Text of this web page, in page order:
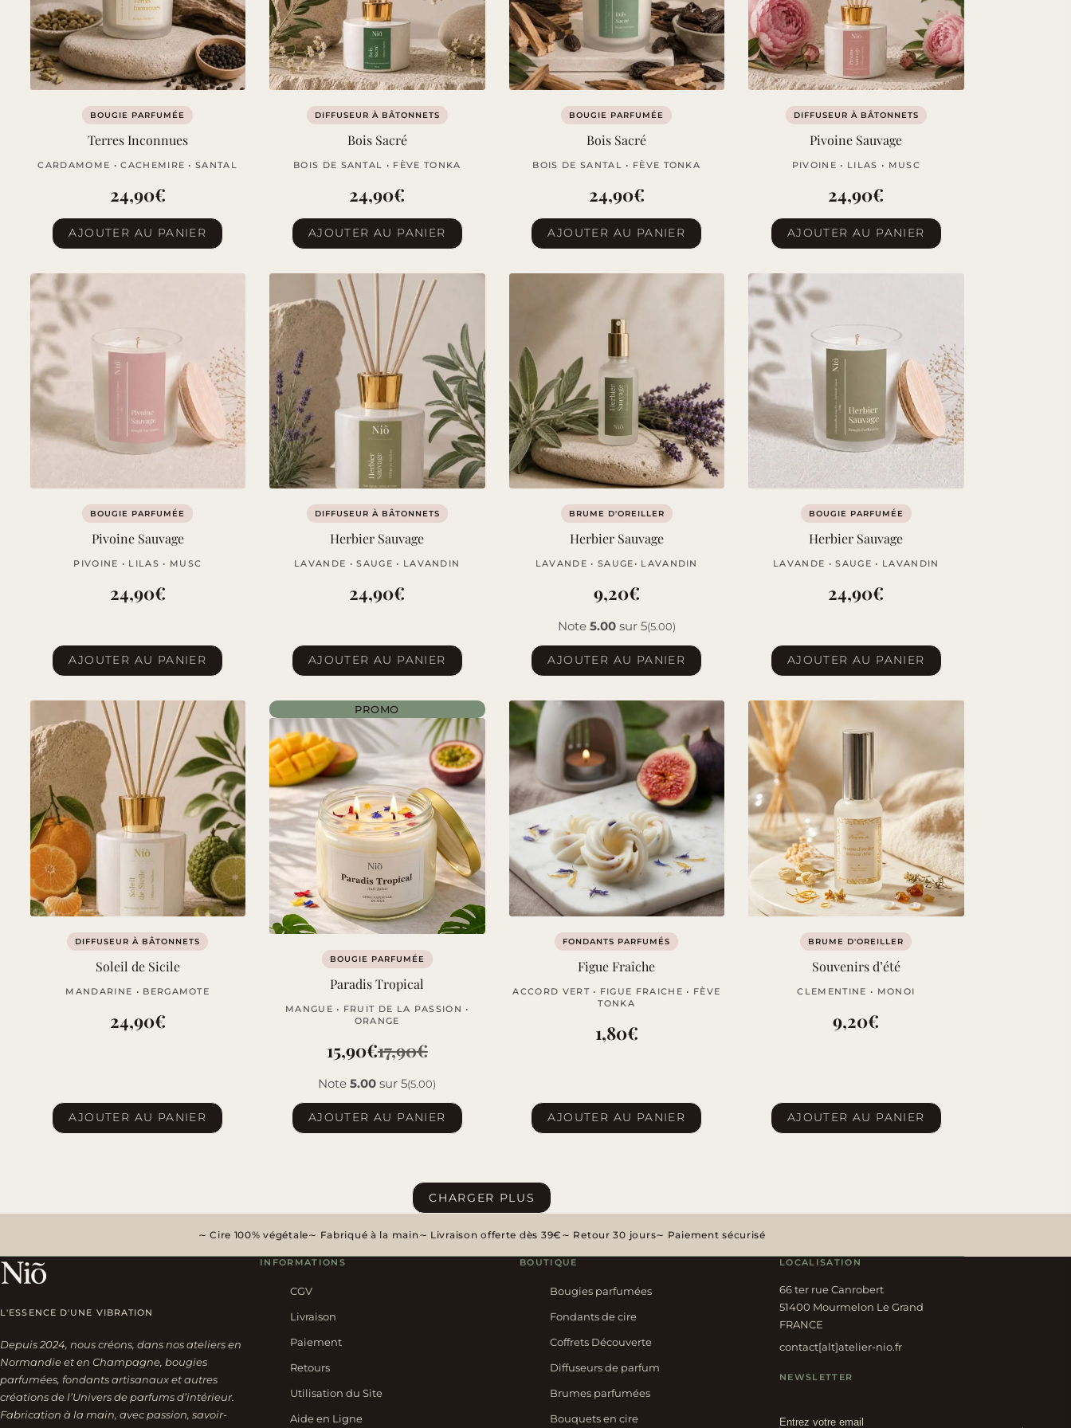
BOUGIE PARFUMÉE
Terres Inconnues
CARDAMOME • CACHEMIRE • SANTAL
24,90€
AJOUTER AU PANIER
DIFFUSEUR À BÂTONNETS
Bois Sacré
BOIS DE SANTAL • FÈVE TONKA
24,90€
AJOUTER AU PANIER
BOUGIE PARFUMÉE
Bois Sacré
BOIS DE SANTAL • FÈVE TONKA
24,90€
AJOUTER AU PANIER
DIFFUSEUR À BÂTONNETS
Pivoine Sauvage
PIVOINE • LILAS • MUSC
24,90€
AJOUTER AU PANIER
BOUGIE PARFUMÉE
Pivoine Sauvage
PIVOINE • LILAS • MUSC
24,90€
AJOUTER AU PANIER
DIFFUSEUR À BÂTONNETS
Herbier Sauvage
LAVANDE • SAUGE • LAVANDIN
24,90€
AJOUTER AU PANIER
BRUME D'OREILLER
Herbier Sauvage
LAVANDE • SAUGE• LAVANDIN
9,20€
Note 5.00sur 5(5.00)
AJOUTER AU PANIER
BOUGIE PARFUMÉE
Herbier Sauvage
LAVANDE • SAUGE • LAVANDIN
24,90€
AJOUTER AU PANIER
DIFFUSEUR À BÂTONNETS
Soleil de Sicile
MANDARINE • BERGAMOTE
24,90€
AJOUTER AU PANIER
PROMO
BOUGIE PARFUMÉE
Paradis Tropical
MANGUE • FRUIT DE LA PASSION •
ORANGE
17,90€
Le
prix
initial
17,90€.
15,90€
Le
prix
actuel
15,90€.
Note5.00 sur 5(5.00)
AJOUTER AU PANIER
FONDANTS PARFUMÉS
Figue Fraîche
ACCORD VERT • FIGUE FRAICHE • FÈVE
TONKA
1,80€
AJOUTER AU PANIER
BRUME D'OREILLER
Souvenirs d’été
CLEMENTINE • MONOI
9,20€
AJOUTER AU PANIER
CHARGER PLUS
Cire 100% végétale Fabriqué à la main Livraison offerte dès 39€ Retour 30 jours Paiement sécurisé
L'ESSENCE D'UNE VIBRATION
Depuis 2024, nous créons, dans nos ateliers en
Normandie et en Champagne, bougies
parfumées, fondants artisanaux et autres
créations de l’Univers de parfums d’intérieur.
Fabrication à la main, avec passion, savoir-
INFORMATIONS
CGV
Livraison
Paiement
Retours
Utilisation du Site
Aide en Ligne
BOUTIQUE
Bougies parfumées
Fondants de cire
Coffrets Découverte
Diffuseurs de parfum
Brumes parfumées
Bouquets en cire
LOCALISATION
66 ter rue Canrobert
51400 Mourmelon Le Grand
FRANCE
contact[alt]atelier-nio.fr
NEWSLETTER